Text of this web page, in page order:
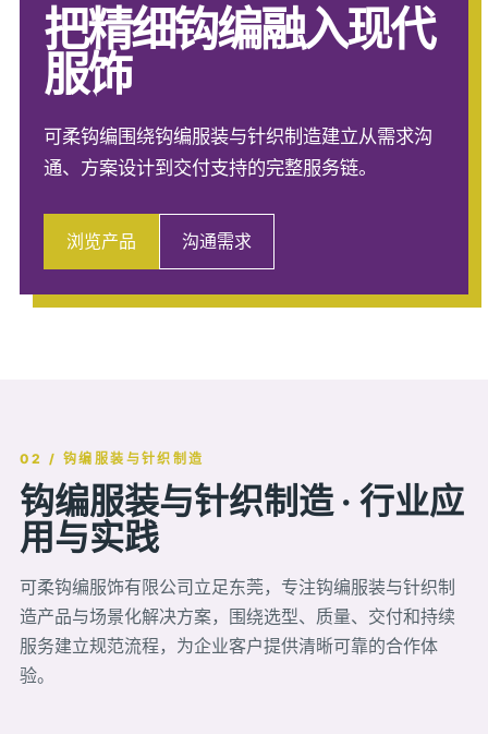
把精细钩编融入现代
服饰
可柔钩编围绕钩编服装与针织制造建立从需求沟
通、方案设计到交付支持的完整服务链。
浏览产品 沟通需求
02 / 钩编服装与针织制造
钩编服装与针织制造 · 行业应
用与实践
可柔钩编服饰有限公司立足东莞，专注钩编服装与针织制
造产品与场景化解决方案，围绕选型、质量、交付和持续
服务建立规范流程，为企业客户提供清晰可靠的合作体
验。